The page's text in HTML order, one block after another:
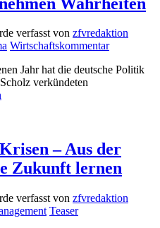
verfasst von zfvredaktion
Wirtschaftskommentar
Jahr hat die deutsche Politik
verkündeten
– Aus der
Zukunft lernen
verfasst von zfvredaktion
Teaser